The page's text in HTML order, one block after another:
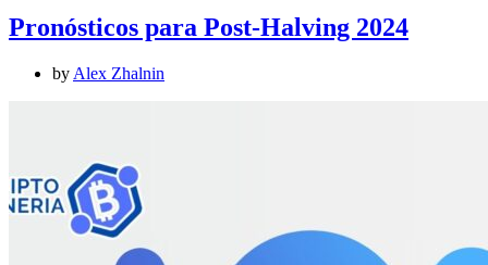
Pronósticos para Post-Halving 2024
by Alex Zhalnin